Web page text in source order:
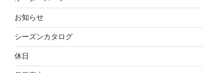
お知らせ
シーズンカタログ
休日